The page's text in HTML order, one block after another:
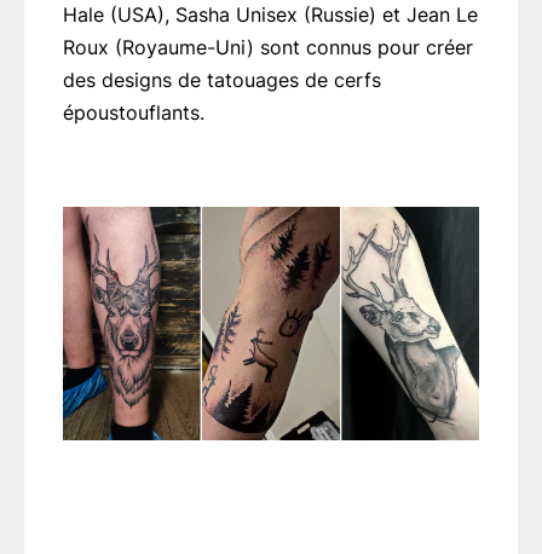
Hale (USA), Sasha Unisex (Russie) et Jean Le
Roux (Royaume-Uni) sont connus pour créer
des designs de tatouages de cerfs
époustouflants.